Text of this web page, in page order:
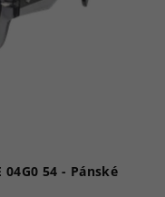
Police sluneční brýle SPLQ87E 04G0 54 - Pánské